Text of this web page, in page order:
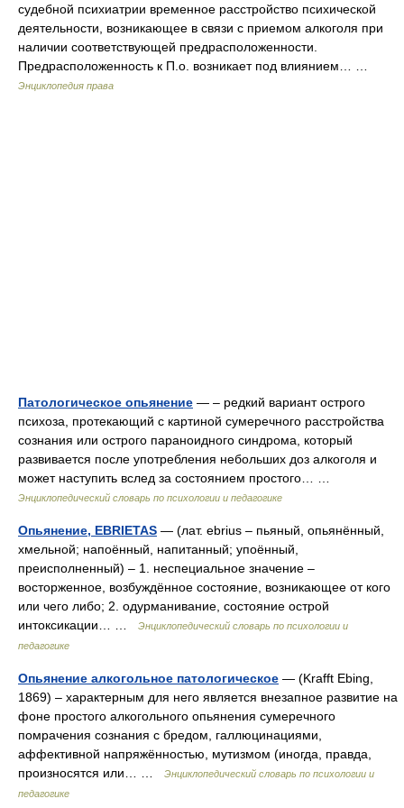
судебной психиатрии временное расстройство психической
деятельности, возникающее в связи с приемом алкоголя при
наличии соответствующей предрасположенности.
Предрасположенность к П.о. возникает под влиянием… …
Энциклопедия права
Патологическое опьянение — – редкий вариант острого
психоза, протекающий с картиной сумеречного расстройства
сознания или острого параноидного синдрома, который
развивается после употребления небольших доз алкоголя и
может наступить вслед за состоянием простого… …
Энциклопедический словарь по психологии и педагогике
Опьянение, EBRIETAS — (лат. ebrius – пьяный, опьянённый,
хмельной; напоённый, напитанный; упоённый,
преисполненный) – 1. неспециальное значение –
восторженное, возбуждённое состояние, возникающее от кого
или чего либо; 2. одурманивание, состояние острой
интоксикации… …
Энциклопедический словарь по психологии и
педагогике
Опьянение алкогольное патологическое — (Krafft Ebing,
1869) – характерным для него является внезапное развитие на
фоне простого алкогольного опьянения сумеречного
помрачения сознания с бредом, галлюцинациями,
аффективной напряжённостью, мутизмом (иногда, правда,
произносятся или… …
Энциклопедический словарь по психологии и
педагогике